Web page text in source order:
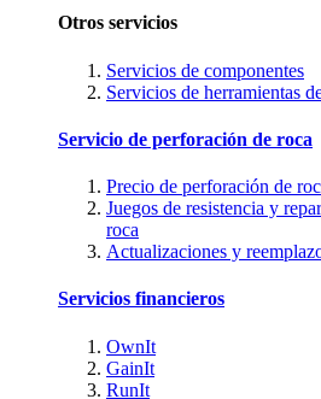
Otros servicios
Servicios de componentes
Servicios de herramientas
Servicio de perforación de roca
Precio de perforación de
Juegos de resistencia y
roca
Actualizaciones y
Servicios financieros
OwnIt
GainIt
RunIt